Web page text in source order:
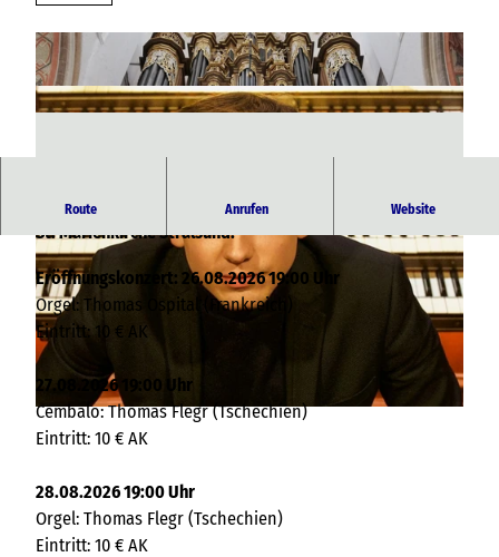
© Ev. KG St. Marien Stralsund
© Thomas Ospital
Route Anrufen Website
Konzerte in der Woche vom 26.08. bis 30.08.2026 in der
St. Marienkirche Stralsund.
Eröffnungskonzert: 26.08.2026 19:00 Uhr
Orgel: Thomas Ospital (Frankreich)
Eintritt: 10 € AK
27.08.2026 19:00 Uhr
Cembalo: Thomas Flegr (Tschechien)
Eintritt: 10 € AK
28.08.2026 19:00 Uhr
Orgel: Thomas Flegr (Tschechien)
Eintritt: 10 € AK